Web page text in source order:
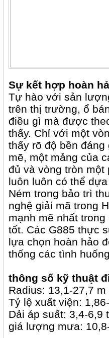
Sự kết hợp hoàn
Tự hào với sản
trên thị trường, ổ
điều gì mà được
thấy. Chỉ với một
thấy rõ độ bền
mẽ, một mảng của
đủ và vòng tròn một
luôn luôn có thể
Ném trong bảo trì
nghệ giải mã trong
mạnh mẽ nhất
tốt. Các G885 thực
lựa chọn hoàn hảo
thống các tình
thông số kỹ thuật
Radius: 13,1-27,7 m
Tỷ lệ xuất viện:
Dải áp suất: 3,4-6,9
giá lượng mưa: